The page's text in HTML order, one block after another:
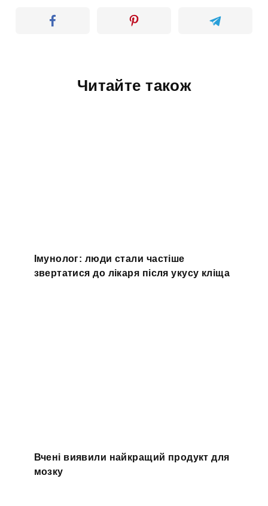
Читайте також
Імунолог: люди стали частіше
звертатися до лікаря після укусу кліща
Вчені виявили найкращий продукт для
мозку